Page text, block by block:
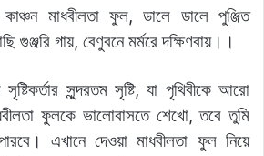
মাধবীলতা ফুল, ডালে ডালে পুঞ্জিত
গায়, বেণুবনে মর্মরে দক্ষিণবায়।।
সুন্দরতম সৃষ্টি, যা পৃথিবীকে আরো
ফুলকে ভালোবাসতে শেখো, তবে তুমি
এখানে দেওয়া মাধবীলতা ফুল নিয়ে